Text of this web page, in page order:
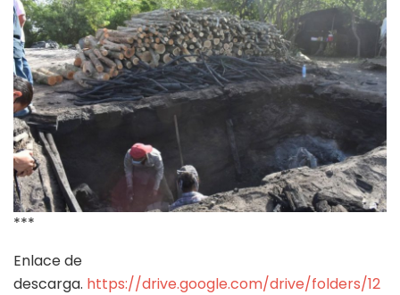
***
Enlace de
descarga. https://drive.google.com/drive/folders/12